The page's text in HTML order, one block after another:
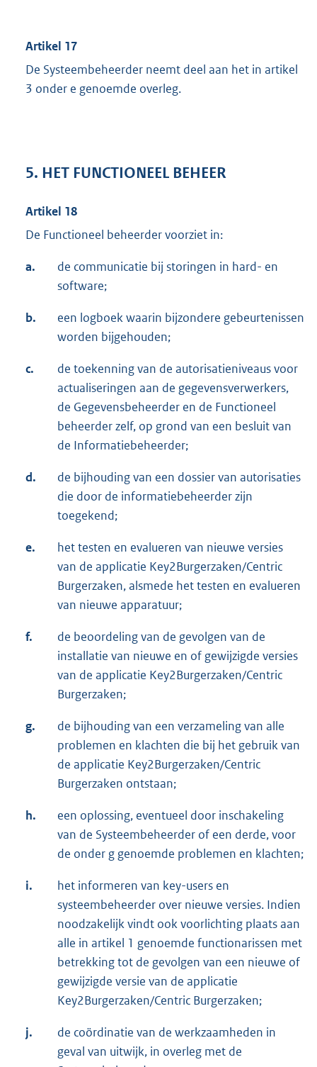
Artikel 17
De Systeembeheerder neemt deel aan het in artikel
3 onder e genoemde overleg.
5. HET FUNCTIONEEL BEHEER
Artikel 18
De Functioneel beheerder voorziet in:
a.
de communicatie bij storingen in hard- en
software;
b.
een logboek waarin bijzondere gebeurtenissen
worden bijgehouden;
c.
de toekenning van de autorisatieniveaus voor
actualiseringen aan de gegevensverwerkers,
de Gegevensbeheerder en de Functioneel
beheerder zelf, op grond van een besluit van
de Informatiebeheerder;
d.
de bijhouding van een dossier van autorisaties
die door de informatiebeheerder zijn
toegekend;
e.
het testen en evalueren van nieuwe versies
van de applicatie Key2Burgerzaken/Centric
Burgerzaken, alsmede het testen en evalueren
van nieuwe apparatuur;
f.
de beoordeling van de gevolgen van de
installatie van nieuwe en of gewijzigde versies
van de applicatie Key2Burgerzaken/Centric
Burgerzaken;
g.
de bijhouding van een verzameling van alle
problemen en klachten die bij het gebruik van
de applicatie Key2Burgerzaken/Centric
Burgerzaken ontstaan;
h.
een oplossing, eventueel door inschakeling
van de Systeembeheerder of een derde, voor
de onder g genoemde problemen en klachten;
i.
het informeren van key-users en
systeembeheerder over nieuwe versies. Indien
noodzakelijk vindt ook voorlichting plaats aan
alle in artikel 1 genoemde functionarissen met
betrekking tot de gevolgen van een nieuwe of
gewijzigde versie van de applicatie
Key2Burgerzaken/Centric Burgerzaken;
j.
de coördinatie van de werkzaamheden in
geval van uitwijk, in overleg met de